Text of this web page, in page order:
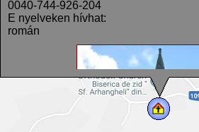
0040-744-926-204
E nyelveken hívhat:
román